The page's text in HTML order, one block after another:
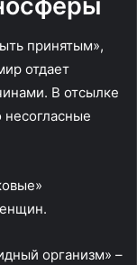
принятым»,
отдает
В отсылке
несогласные
организм» –